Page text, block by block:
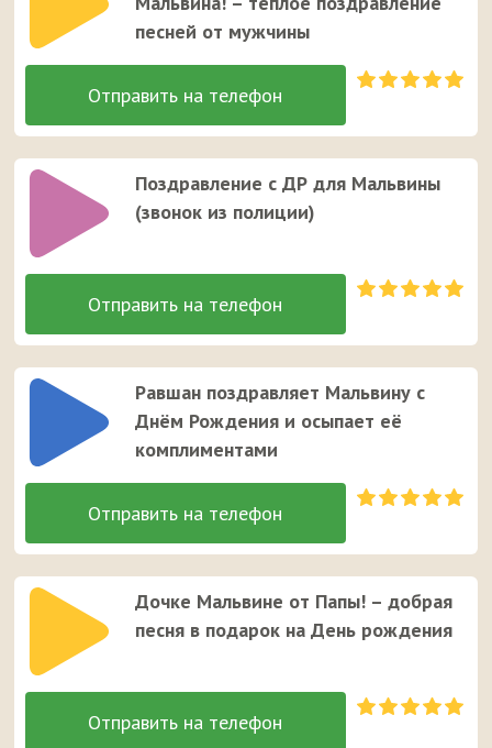
песней от мужчины
Поздравление с ДР для Мальвины
(звонок из полиции)
Равшан поздравляет Мальвину с
Днём Рождения и осыпает её
комплиментами
Дочке Мальвине от Папы! – добрая
песня в подарок на День рождения